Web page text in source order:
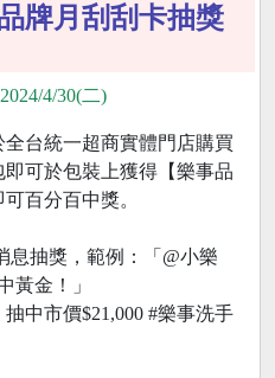
牌月刮刮卡抽獎
4/30(二)
台統一超商實體門店購買
可於包裝上獲得【樂事品
百分百中獎。
息抽獎，範例：「@小樂
黃金！」
中市價$21,000 #樂事洗手